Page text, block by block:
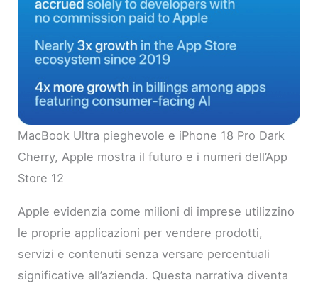
MacBook Ultra pieghevole e iPhone 18 Pro Dark
Cherry, Apple mostra il futuro e i numeri dell’App
Store 12
Apple evidenzia come milioni di imprese utilizzino
le proprie applicazioni per vendere prodotti,
servizi e contenuti senza versare percentuali
significative all’azienda. Questa narrativa diventa